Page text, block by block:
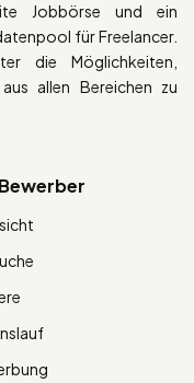
Jobbörse und ein
für Freelancer.
die Möglichkeiten,
allen Bereichen zu